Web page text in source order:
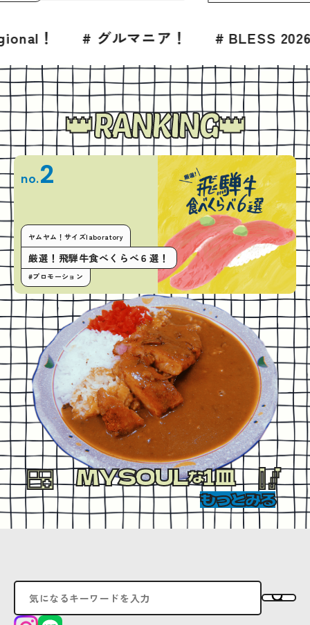
ルマニア！ # BLESS 2026年7月号 #
RANKING
no.2
ヤムヤム！サイズlaboratory
厳選！飛騨牛食べくらべ６選！
#プロモーション
MYSOULな1皿
もっとみる